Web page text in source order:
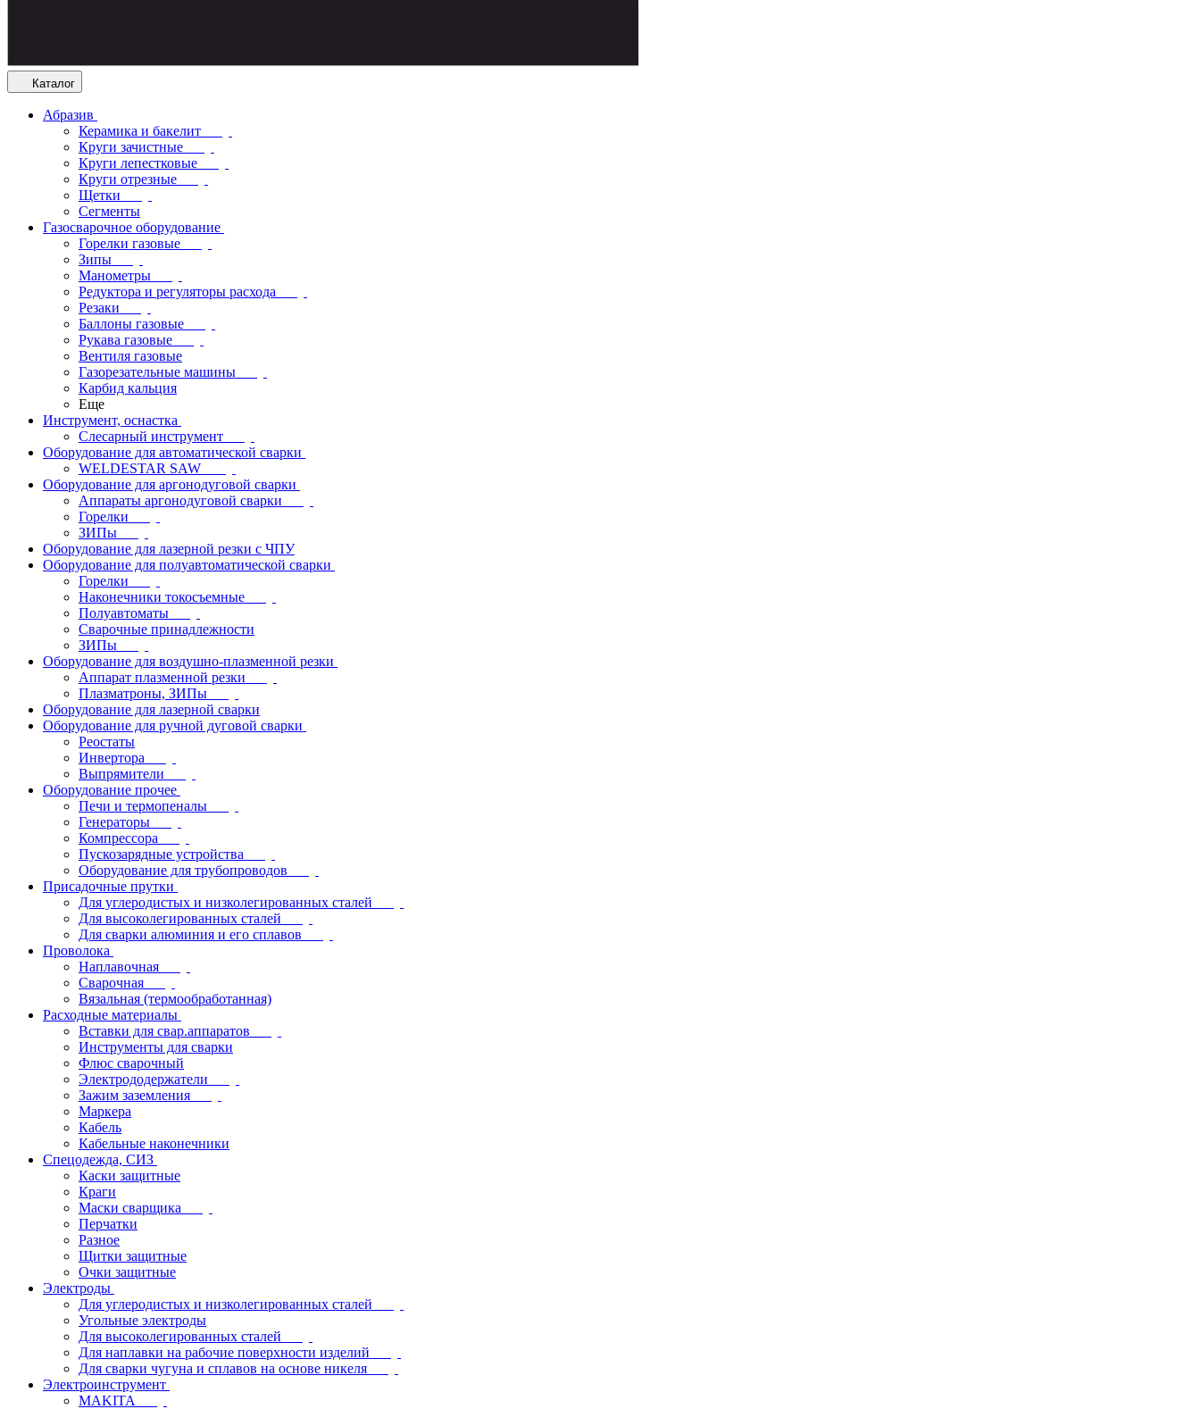
Каталог
Абразив
Керамика и бакелит
Круги зачистные
Круги лепестковые
Круги отрезные
Щетки
Сегменты
Газосварочное оборудование
Горелки газовые
Зипы
Манометры
Редуктора и регуляторы расхода
Резаки
Баллоны газовые
Рукава газовые
Вентиля газовые
Газорезательные машины
Карбид кальция
Еще
Инструмент, оснастка
Слесарный инструмент
Оборудование для автоматической сварки
WELDESTAR SAW
Оборудование для аргонодуговой сварки
Аппараты аргонодуговой сварки
Горелки
ЗИПы
Оборудование для лазерной резки с ЧПУ
Оборудование для полуавтоматической сварки
Горелки
Наконечники токосъемные
Полуавтоматы
Сварочные принадлежности
ЗИПы
Оборудование для воздушно-плазменной резки
Аппарат плазменной резки
Плазматроны, ЗИПы
Оборудование для лазерной сварки
Оборудование для ручной дуговой сварки
Реостаты
Инвертора
Выпрямители
Оборудование прочее
Печи и термопеналы
Генераторы
Компрессора
Пускозарядные устройства
Оборудование для трубопроводов
Присадочные прутки
Для углеродистых и низколегированных сталей
Для высоколегированных сталей
Для сварки алюминия и его сплавов
Проволока
Наплавочная
Сварочная
Вязальная (термообработанная)
Расходные материалы
Вставки для свар.аппаратов
Инструменты для сварки
Флюс сварочный
Электрододержатели
Зажим заземления
Маркера
Кабель
Кабельные наконечники
Спецодежда, СИЗ
Каски защитные
Краги
Маски сварщика
Перчатки
Разное
Щитки защитные
Очки защитные
Электроды
Для углеродистых и низколегированных сталей
Угольные электроды
Для высоколегированных сталей
Для наплавки на рабочие поверхности изделий
Для сварки чугуна и сплавов на основе никеля
Электроинструмент
МAKITA